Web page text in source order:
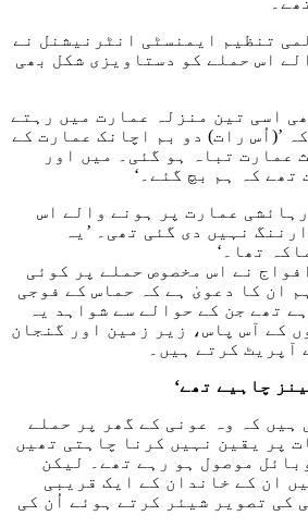
تنظیم ایمنسٹی انٹرنیشنل نے
اس حملے کو دستاویزی شکل بھی
اسی تین منزلہ عمارت میں رہتے
’(اُس رات) دو بم اچانک عمارت کے
عمارت تباہ ہو گئی۔ میں اور
تھے کہ ہم بچ گئے۔‘
عمارت پر ہونے والے اس
نہیں دی گئی تھی۔ ’یہ
تھا۔‘
نے اس مخصوص حملے پر کوئی
ان کا دعویٰ ہے کہ حماس کے فوجی
تھے جن کے حوالے سے شواہد یہ
کے آس پاس، زیر زمین اور گنجان
آپریٹ کرتے ہیں۔
چاہیے تھے‘
ہیں کہ وہ عونی کے گھر پر حملے
پر یقین نہیں کرنا چاہتی تھیں
موصول ہو رہے تھے۔ لیکن
ان کے خاندان کے ایک قریبی
کی تصویر شیئر کرتے ہوئے اُن کی